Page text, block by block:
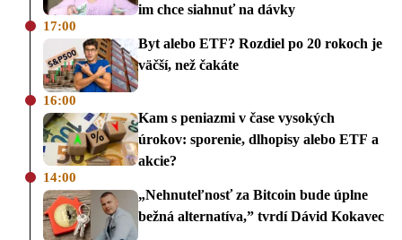
im chce siahnuť na dávky
17:00
Byt alebo ETF? Rozdiel po 20 rokoch je
väčší, než čakáte
16:00
Kam s peniazmi v čase vysokých
úrokov: sporenie, dlhopisy alebo ETF a
akcie?
14:00
„Nehnuteľnosť za Bitcoin bude úplne
bežná alternatíva,” tvrdí Dávid Kokavec